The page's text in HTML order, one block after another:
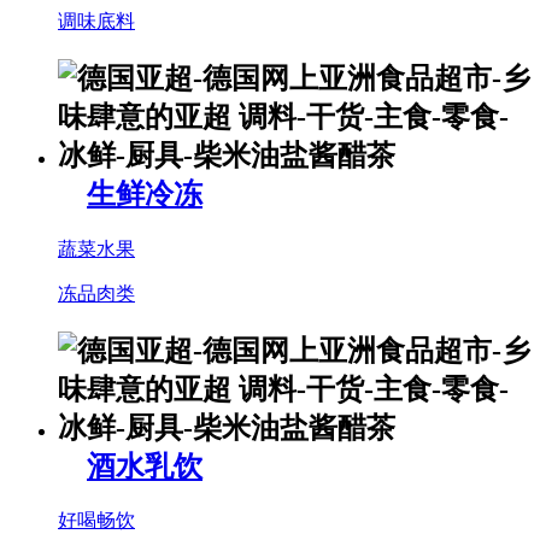
调味底料
生鲜冷冻
蔬菜水果
冻品肉类
酒水乳饮
好喝畅饮